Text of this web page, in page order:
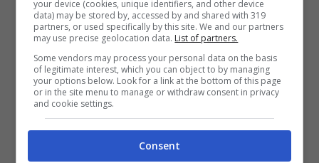
Come sta Barbara d’Urso dopo
your device (cookies, unique identifiers, and other device
data) may be stored by, accessed by and shared with 319
partners, or used specifically by this site. We and our partners
may use precise geolocation data. List of partners.
Some vendors may process your personal data on the basis
of legitimate interest, which you can object to by managing
your options below. Look for a link at the bottom of this page
or in the site menu to manage or withdraw consent in privacy
and cookie settings.
Consent